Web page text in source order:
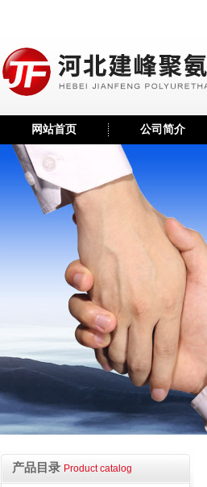
网站首页 公司简介
产品目录 Product catalog